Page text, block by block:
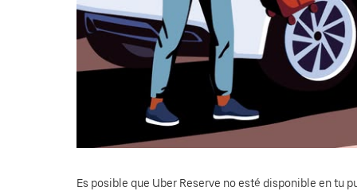
Es posible que Uber Reserve no esté disponible en tu